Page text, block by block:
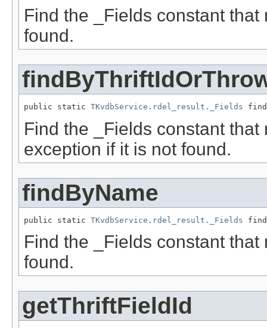
Find the _Fields constant
found.
public static TKvdbService.rdel_result._Fields
Find the _Fields constant
exception if it is not found.
findByName
public static TKvdbService.rdel_result._Fields
Find the _Fields constant
found.
getThriftFieldId